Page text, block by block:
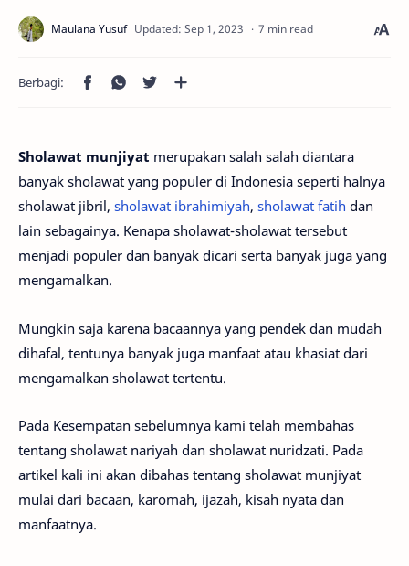
7 min read
Sholawat munjiyat merupakan salah salah diantara
banyak sholawat yang populer di Indonesia seperti halnya
sholawat jibril, sholawat ibrahimiyah, sholawat fatih dan
lain sebagainya. Kenapa sholawat-sholawat tersebut
menjadi populer dan banyak dicari serta banyak juga yang
mengamalkan.
Mungkin saja karena bacaannya yang pendek dan mudah
dihafal, tentunya banyak juga manfaat atau khasiat dari
mengamalkan sholawat tertentu.
Pada Kesempatan sebelumnya kami telah membahas
tentang sholawat nariyah dan sholawat nuridzati. Pada
artikel kali ini akan dibahas tentang sholawat munjiyat
mulai dari bacaan, karomah, ijazah, kisah nyata dan
manfaatnya.